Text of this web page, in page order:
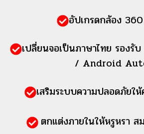
อัปเกรดกล้อง
เปลี่ยนจอเป็นภาษาไทย รองรับ
/ Android
เสริมระบบความปลอดภัยใ
ตกแต่งภายในให้หรูหรา